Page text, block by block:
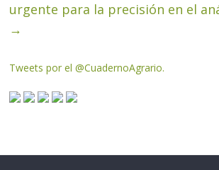
urgente para la precisión en el
→
Tweets por el @CuadernoAgrario.